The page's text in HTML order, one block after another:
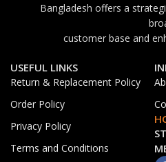
Bangladesh offers a
customer base and
USEFUL LINKS
Return & Replacement Policy
Order Policy
Privacy Policy
Terms and Conditions